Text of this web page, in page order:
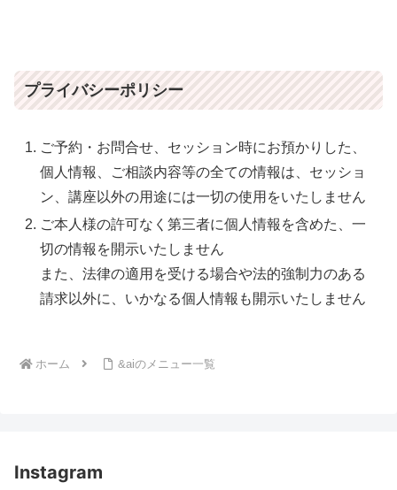
プライバシーポリシー
ご予約・お問合せ、セッション時にお預かりした、
個人情報、ご相談内容等の全ての情報は、セッショ
ン、講座以外の用途には一切の使用をいたしません
ご本人様の許可なく第三者に個人情報を含めた、一
切の情報を開示いたしません
また、法律の適用を受ける場合や法的強制力のある
請求以外に、いかなる個人情報も開示いたしません
ホーム &aiのメニュー一覧
Instagram